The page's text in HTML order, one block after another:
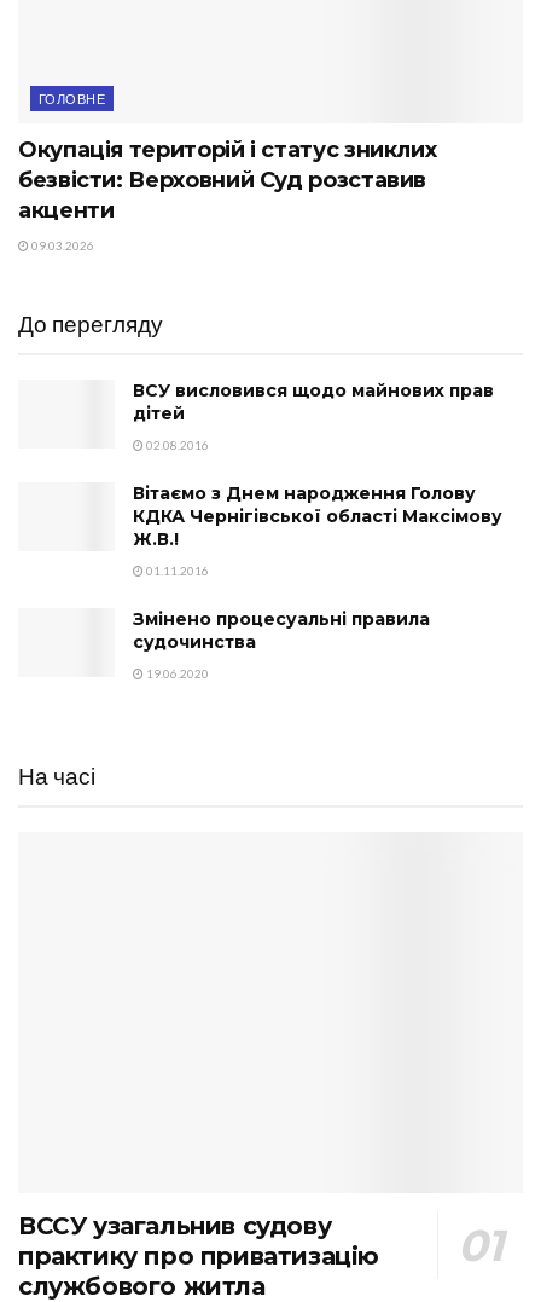
ГОЛОВНЕ
Окупація територій і статус зниклих
безвісти: Верховний Суд розставив
акценти
09.03.2026
До перегляду
ВСУ висловився щодо майнових прав
дітей
02.08.2016
Вітаємо з Днем народження Голову
КДКА Чернігівської області Максімову
Ж.В.!
01.11.2016
Змінено процесуальні правила
судочинства
19.06.2020
На часі
ВССУ узагальнив судову
практику про приватизацію
службового житла